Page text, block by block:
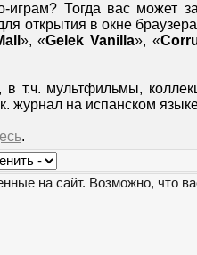
Тогда вас может
открытия в окне
», «Gelek Vanilla», «
т.ч. мультфильмы,
журнал на испанском
.
на сайт. Возможно, что